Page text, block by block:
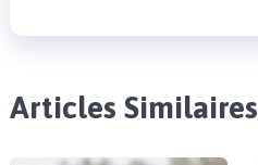
Articles Similaires